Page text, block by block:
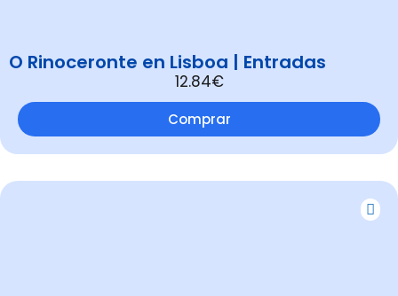
O Rinoceronte en Lisboa | Entradas
12.84€
Comprar